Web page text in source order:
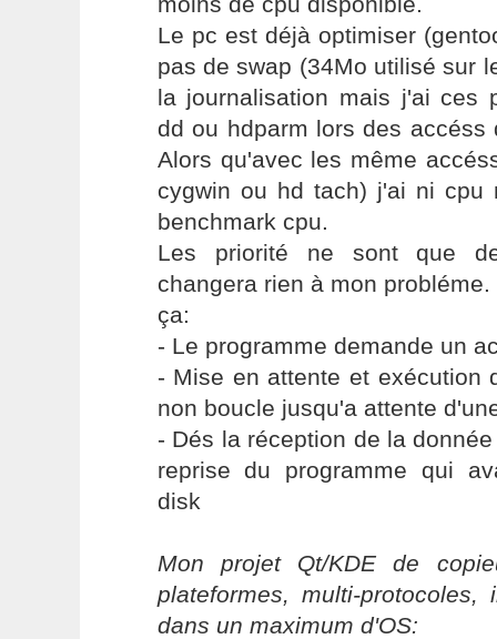
Le pc est déjà optimiser
pas de swap (34Mo utilisé sur
la journalisation mais j'ai ces
dd ou hdparm lors des accéss
Alors qu'avec les même
cygwin ou hd tach) j'ai ni cpu
benchmark cpu.
Les priorité ne sont que
changera rien à mon
ça:
- Le programme demande un
- Mise en attente et exécution
non boucle jusqu'a attente
- Dés la réception de la
reprise du programme qui
disk
Mon projet Qt/KDE de
plateformes, multi-protocoles,
dans un maximum d'OS: